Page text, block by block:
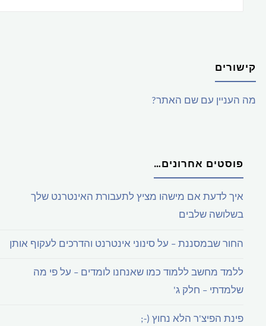
(חלק
א')"
קישורים
מה העניין עם שם האתר?
פוסטים אחרונים…
איך לדעת אם מישהו מציץ לתעבורת האינטרנט שלך
בשלושה שלבים
החור שבמסננת – על סינוני אינטרנט והדרכים לעקוף אותן
ללמד מחשב ללמוד כמו שאנחנו לומדים – על פי מה
שלמדתי – חלק ג'
פינת הפיצ'ר הלא נחוץ (-;